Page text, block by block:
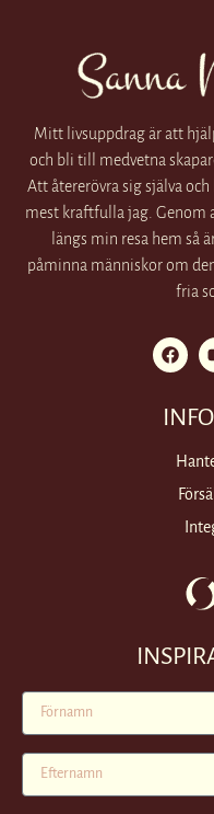
Mitt livsuppdrag är att
och bli till medvetna
Att återerövra sig själva
mest kraftfulla jag. Genom
längs min resa hem så
påminna människor om
fria